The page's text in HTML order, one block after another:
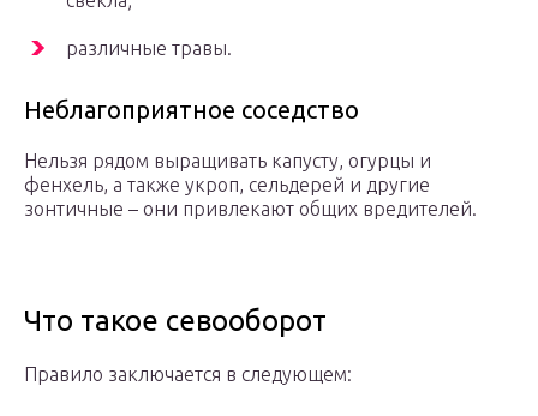
различные травы.
Неблагоприятное соседство
Нельзя рядом выращивать капусту, огурцы и
фенхель, а также укроп, сельдерей и другие
зонтичные – они привлекают общих вредителей.
Что такое севооборот
Правило заключается в следующем: